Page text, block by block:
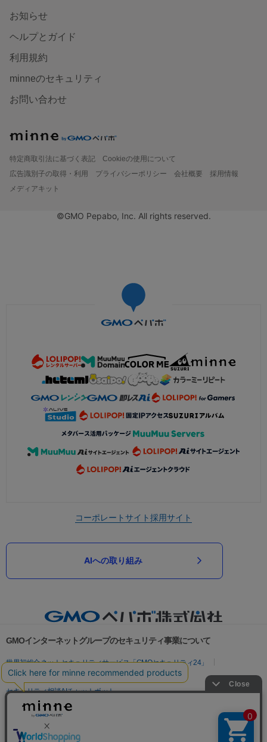
お知らせ
ヘルプとガイド
利用規約
minneのセキュリティ
お問い合わせ
特定商取引法に基づく表記
Cookieの使用について
広告識別子の取得・利用
プライバシーポリシー 会社概要
採用情報
メディアキット
©GMO Pepabo, Inc. All rights reserved.
コーポレートサイト採用サイト
AIへの取り組み
GMOインターネットグループのセキュリティ事業について
世界初総合ネットセキュリティサービス「GMOセキュリティ24」
パスワード漏洩診断
Webサイトリスク診断
セキュリティ相談AIチャットボット
実在証明・盗聴対策
サイバー攻撃対策（GMO Flatt Security）